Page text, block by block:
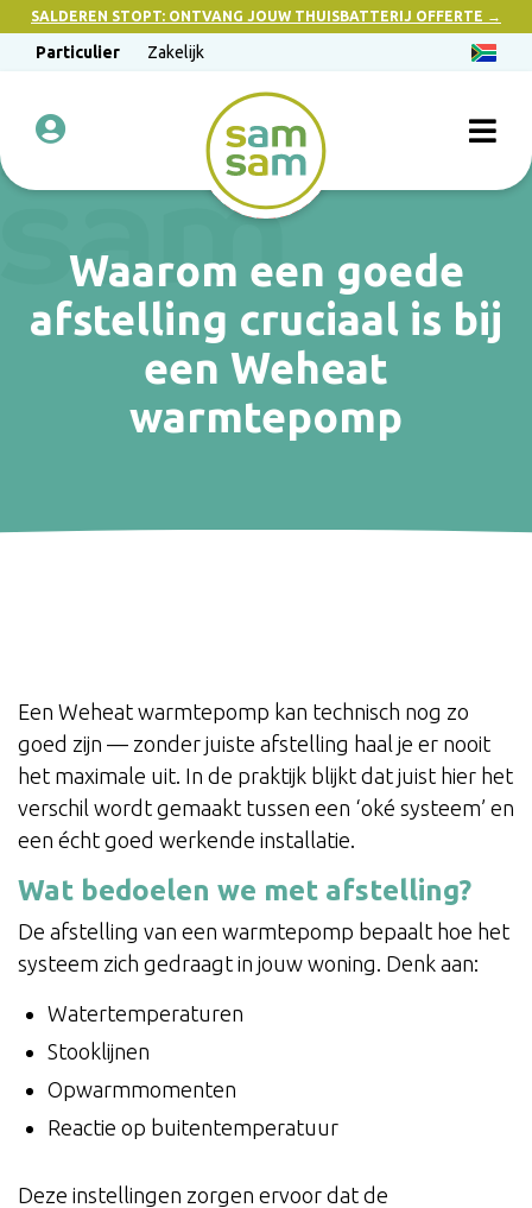
SALDEREN STOPT: ONTVANG JOUW THUISBATTERIJ OFFERTE →
Particulier Zakelijk
Waarom een goede
afstelling cruciaal is bij
een Weheat
warmtepomp
Een Weheat warmtepomp kan technisch nog zo
goed zijn — zonder juiste afstelling haal je er nooit
het maximale uit. In de praktijk blijkt dat juist hier het
verschil wordt gemaakt tussen een ‘oké systeem’ en
een écht goed werkende installatie.
Wat bedoelen we met afstelling?
De afstelling van een warmtepomp bepaalt hoe het
systeem zich gedraagt in jouw woning. Denk aan:
Watertemperaturen
Stooklijnen
Opwarmmomenten
Reactie op buitentemperatuur
Deze instellingen zorgen ervoor dat de